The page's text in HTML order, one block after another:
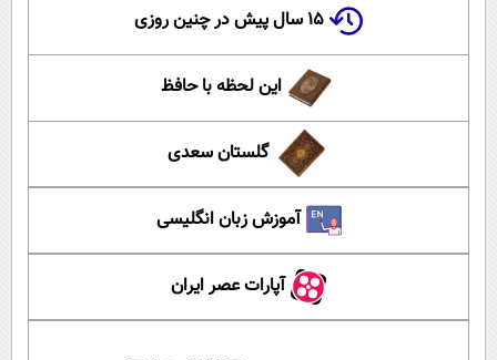
۱۵ سال پیش در چنین روزی
این لحظه با حافظ
گلستان سعدی
آموزش زبان انگلیسی
آپارات عصر ایران